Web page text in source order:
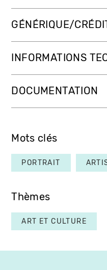
GÉNÉRIQUE/
INFORMATIONS
DOCUMENTATION
Mots clés
PORTRAIT
Thèmes
ART ET CULTURE